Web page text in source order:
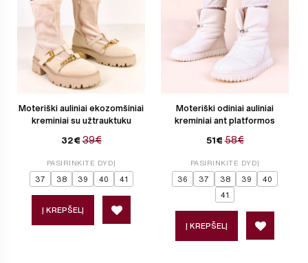
Moteriški auliniai ekozomšiniai
kreminiai su užtrauktuku
32€ 39€
PASIRINKITE DYDĮ
37 38 39 40 41
Į KREPŠELĮ
Moteriški odiniai auliniai
kreminiai ant platformos
51€ 58€
PASIRINKITE DYDĮ
36 37 38 39 40
41
Į KREPŠELĮ